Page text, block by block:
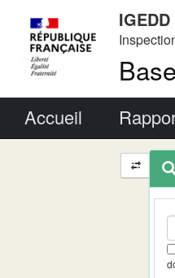
IGEDD
Accueil
et